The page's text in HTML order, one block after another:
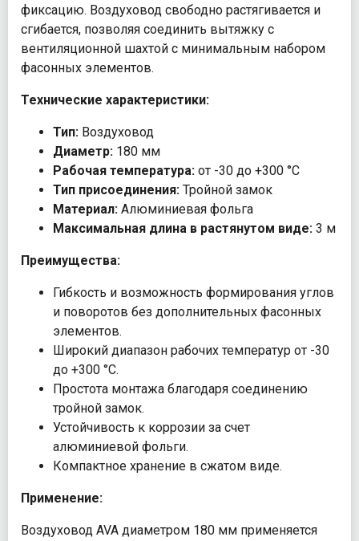
фиксацию. Воздуховод свободно растягивается и
сгибается, позволяя соединить вытяжку с
вентиляционной шахтой с минимальным набором
фасонных элементов.
Технические характеристики:
Тип: Воздуховод
Диаметр: 180 мм
Рабочая температура: от -30 до +300 °С
Тип присоединения: Тройной замок
Материал: Алюминиевая фольга
Максимальная длина в растянутом виде: 3 м
Преимущества:
Гибкость и возможность формирования углов
и поворотов без дополнительных фасонных
элементов.
Широкий диапазон рабочих температур от -30
до +300 °С.
Простота монтажа благодаря соединению
тройной замок.
Устойчивость к коррозии за счет
алюминиевой фольги.
Компактное хранение в сжатом виде.
Применение:
Воздуховод AVA диаметром 180 мм применяется